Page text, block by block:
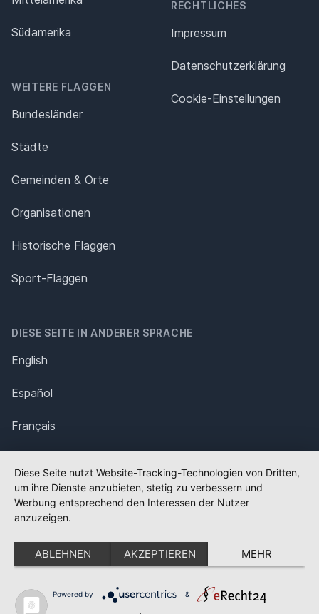
Südamerika
WEITERE FLAGGEN
Bundesländer
Städte
Gemeinden & Orte
Organisationen
Historische Flaggen
Sport-Flaggen
RECHTLICHES
Impressum
Datenschutz­erklärung
Cookie-Einstellungen
DIESE SEITE IN ANDERER SPRACHE
English
Español
Français
Polska
Português
Nederlands
Svenska
Diese Seite nutzt Website-Tracking-Technologien von Dritten,
um ihre Dienste anzubieten, stetig zu verbessern und
Werbung entsprechend den Interessen der Nutzer
anzuzeigen.
ABLEHNEN AKZEPTIEREN MEHR
Powered by &